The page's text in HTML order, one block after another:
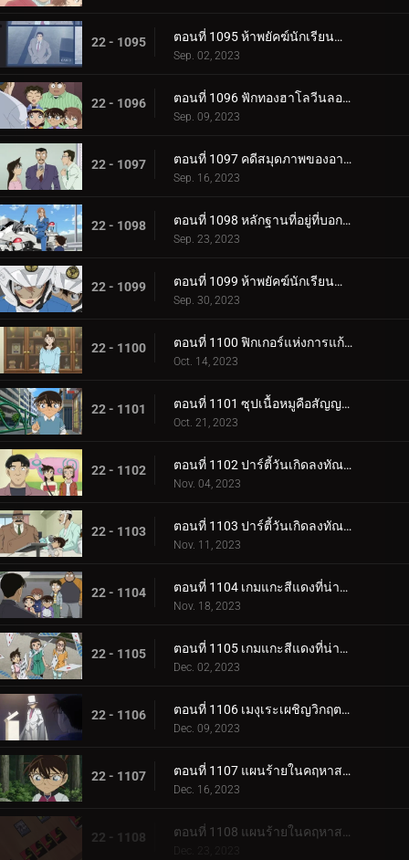
22 - 1095 ตอนที่ 1095 ห้าพยัคฆ์นักเรียนตำรวจ Wild Police Story CASE.ดาเตะ วาตารุ
Sep. 02, 2023
22 - 1096 ตอนที่ 1096 ฟักทองฮาโลวีนลอยฟ้า
Sep. 09, 2023
22 - 1097 ตอนที่ 1097 คดีสมุดภาพของอายูมิ ภาค 2
Sep. 16, 2023
22 - 1098 ตอนที่ 1098 หลักฐานที่อยู่ที่บอกไม่ได้
Sep. 23, 2023
22 - 1099 ตอนที่ 1099 ห้าพยัคฆ์นักเรียนตำรวจ Wild Police Story CASE.ฮางิวาระ เคนจิ
Sep. 30, 2023
22 - 1100 ตอนที่ 1100 ฟิกเกอร์แห่งการแก้แค้น
Oct. 14, 2023
22 - 1101 ตอนที่ 1101 ซุปเนื้อหมูคือสัญญาณเดิมพันชีวิต
Oct. 21, 2023
22 - 1102 ตอนที่ 1102 ปาร์ตี้วันเกิดลงทัณฑ์ (ภาคแรก)
Nov. 04, 2023
22 - 1103 ตอนที่ 1103 ปาร์ตี้วันเกิดลงทัณฑ์ (ภาคจบ)
Nov. 11, 2023
22 - 1104 ตอนที่ 1104 เกมแกะสีแดงที่น่าสะพรึงกลัว (ภาคแรก)
Nov. 18, 2023
22 - 1105 ตอนที่ 1105 เกมแกะสีแดงที่น่าสะพรึงกลัว (ภาคจบ)
Dec. 02, 2023
22 - 1106 ตอนที่ 1106 เมงุเระเผชิญวิกฤตชีวิตตำรวจ
Dec. 09, 2023
22 - 1107 ตอนที่ 1107 แผนร้ายในคฤหาสน์โมริคาวะ (ภาคแรก)
Dec. 16, 2023
22 - 1108 ตอนที่ 1108 แผนร้ายในคฤหาสน์โมริคาวะ (ภาคจบ)